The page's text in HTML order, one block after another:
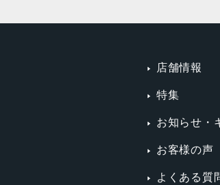
店舗情報
特集
お知らせ・
お客様の声
よくある質